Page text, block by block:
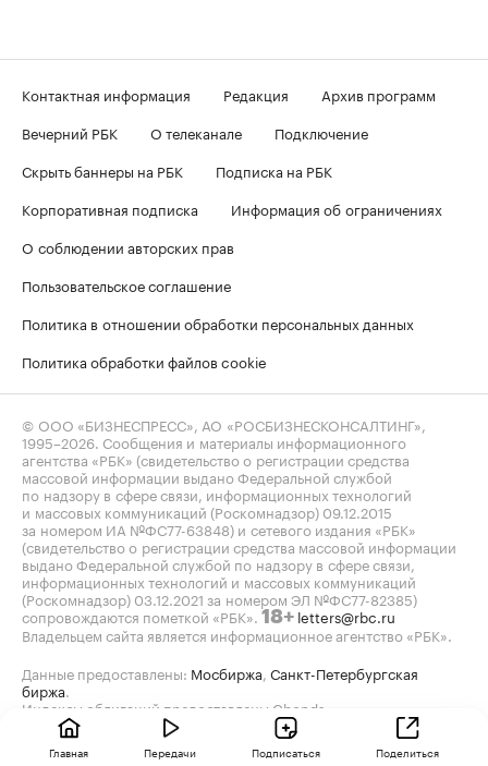
Контактная информация Редакция
Архив программ
Вечерний РБК
О телеканале
Подключение
Скрыть баннеры на РБК
Подписка на РБК
Корпоративная подписка
Информация об ограничениях
О соблюдении авторских прав
Пользовательское соглашение
Политика в отношении обработки персональных данных
Политика обработки файлов cookie
© ООО «БИЗНЕСПРЕСС», АО «РОСБИЗНЕСКОНСАЛТИНГ»,
1995–2026. Сообщения и материалы информационного
агентства «РБК» (свидетельство о регистрации средства
массовой информации выдано Федеральной службой
по надзору в сфере связи, информационных технологий
и массовых коммуникаций (Роскомнадзор) 09.12.2015
за номером ИА №ФС77-63848) и сетевого издания «РБК»
(свидетельство о регистрации средства массовой информации
выдано Федеральной службой по надзору в сфере связи,
информационных технологий и массовых коммуникаций
(Роскомнадзор) 03.12.2021 за номером ЭЛ №ФС77-82385)
сопровождаются пометкой «РБК». 18+ letters@rbc.ru
Владельцем сайта является информационное агентство «РБК».
Данные предоставлены: Мосбиржа, Санкт-Петербургская
биржа.
Индексы облигаций предоставлены Cbonds.
Главная Передачи Подписаться Поделиться